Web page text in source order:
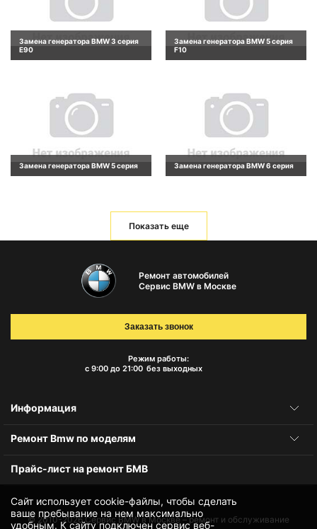
Замена генератора BMW 3 серия
E90
Замена генератора BMW 5 серия
F10
Замена генератора BMW 5 серия Замена генератора BMW 6 серия
Показать еще
Сайт использует cookie-файлы, чтобы сделать
ваше пребывание на нем максимально
удобным. К cайту подключен сервис веб-
Ремонт автомобилей
Сервис BMW в Москве
Режим работы:
с 9:00 до 21:00 без выходных
Заказать звонок
Информация
Ремонт Bmw по моделям
Прайс-лист на ремонт БМВ
© 2010-2026Сервис BMW в Москве – ремонт и обслуживание